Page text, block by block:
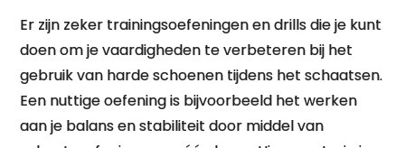
Er zijn zeker trainingsoefeningen en drills die je kunt
doen om je vaardigheden te verbeteren bij het
gebruik van harde schoenen tijdens het schaatsen.
Een nuttige oefening is bijvoorbeeld het werken
aan je balans en stabiliteit door middel van